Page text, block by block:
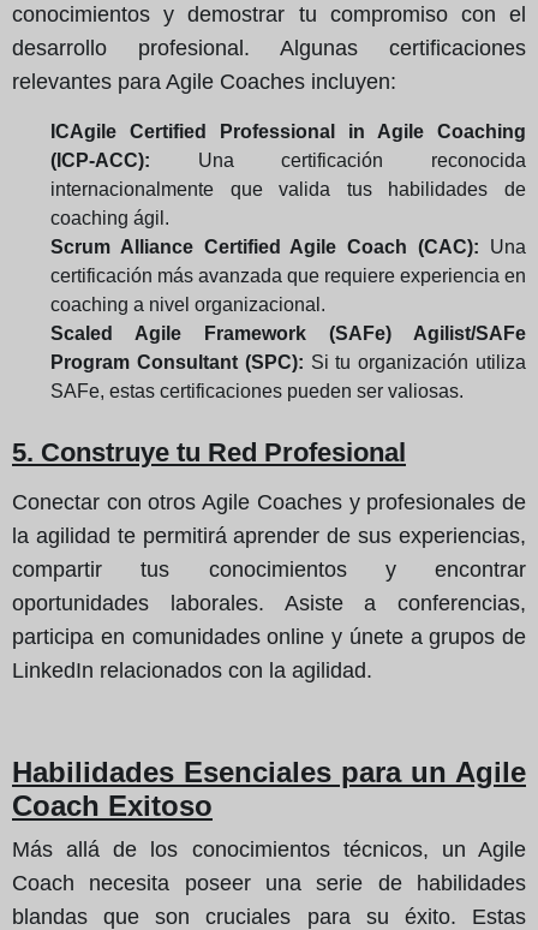
conocimientos y demostrar tu compromiso con el
desarrollo profesional. Algunas certificaciones
relevantes para Agile Coaches incluyen:
ICAgile Certified Professional in Agile Coaching
(ICP-ACC): Una certificación reconocida
internacionalmente que valida tus habilidades de
coaching ágil.
Scrum Alliance Certified Agile Coach (CAC): Una
certificación más avanzada que requiere experiencia en
coaching a nivel organizacional.
Scaled Agile Framework (SAFe) Agilist/SAFe
Program Consultant (SPC): Si tu organización utiliza
SAFe, estas certificaciones pueden ser valiosas.
5. Construye tu Red Profesional
Conectar con otros Agile Coaches y profesionales de
la agilidad te permitirá aprender de sus experiencias,
compartir tus conocimientos y encontrar
oportunidades laborales. Asiste a conferencias,
participa en comunidades online y únete a grupos de
LinkedIn relacionados con la agilidad.
Habilidades Esenciales para un Agile
Coach Exitoso
Más allá de los conocimientos técnicos, un Agile
Coach necesita poseer una serie de habilidades
blandas que son cruciales para su éxito. Estas